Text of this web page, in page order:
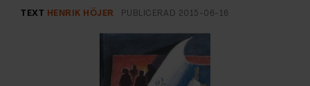
EVENEMANG & RESOR
TEXT HENRIK HÖJER PUBLICERAD 2015-06-16